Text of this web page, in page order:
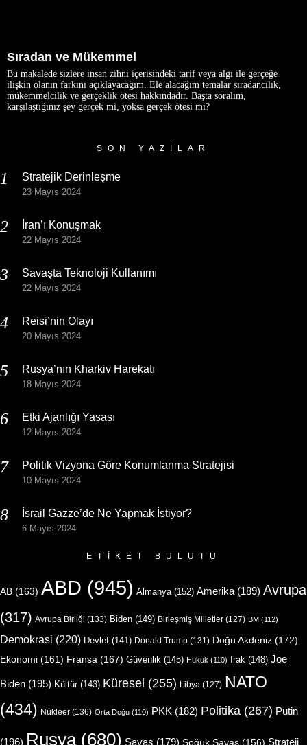
Sıradan ve Mükemmel
Bu makalede sizlere insan zihni içerisindeki tarif veya algı ile gerçeğe
ilişkin olanın farkını açıklayacağım. Ele alacağım temalar sıradancılık,
mükemmelcilik ve gerçeklik ötesi hakkındadır. Başta soralım,
karşılaştığınız şey gerçek mi, yoksa gerçek ötesi mi?
SON YAZILAR
Stratejik Derinleşme
23 Mayıs 2024
İran’ı Konuşmak
22 Mayıs 2024
Savaşta Teknoloji Kullanımı
22 Mayıs 2024
Reisi’nin Olayı
20 Mayıs 2024
Rusya’nın Kharkiv Harekatı
18 Mayıs 2024
Etki Ajanlığı Yasası
12 Mayıs 2024
Politik Vizyona Göre Konumlanma Stratejisi
10 Mayıs 2024
İsrail Gazze’de Ne Yapmak İstiyor?
6 Mayıs 2024
ETIKET BULUTU
AB (163) ABD (945) Almanya(152) Amerika (189) Avrupa
(317) Avrupa Birliği (133) Biden (149) Birleşmiş Milletler (127) BM (112)
Demokrasi (220) Devlet (141) Donald Trump (131) Doğu Akdeniz (172)
Ekonomi (161) Fransa (167) Güvenlik (145) Hukuk (110) Irak (148) Joe
Biden (195) Kültür(143) Küresel (255) Libya (127) NATO
(434) Nükleer (136) Orta Doğu (110) PKK (182) Politika (267) Putin
(196) Rusya(680) Savaş (179) Soğuk Savaş (156) Strateji